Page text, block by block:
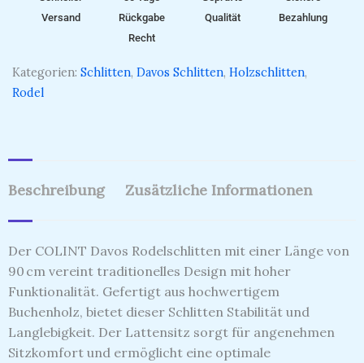
Versand
Rückgabe
Recht
Qualität
Bezahlung
Kategorien: Schlitten, Davos Schlitten, Holzschlitten,
Rodel
Beschreibung Zusätzliche Informationen
Der COLINT Davos Rodelschlitten mit einer Länge von
90 cm vereint traditionelles Design mit hoher
Funktionalität. Gefertigt aus hochwertigem
Buchenholz, bietet dieser Schlitten Stabilität und
Langlebigkeit. Der Lattensitz sorgt für angenehmen
Sitzkomfort und ermöglicht eine optimale